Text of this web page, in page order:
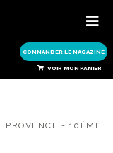
COMMANDER LE MAGAZINE
VOIR MON PANIER
PROVENCE - 10ÈME